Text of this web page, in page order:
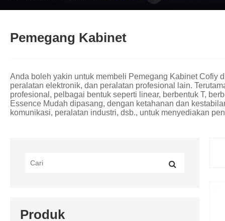
Pemegang Kabinet
Anda boleh yakin untuk membeli Pemegang Kabinet Cofiy
peralatan elektronik, dan peralatan profesional lain.
profesional, pelbagai bentuk seperti linear, berbentuk T,
Essence Mudah dipasang, dengan ketahanan dan
komunikasi, peralatan industri, dsb., untuk menyediakan
Produk